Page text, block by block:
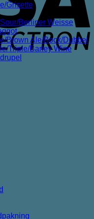
Grisette
Berliner Weisse
Brown Ale/Bock/Dubbel
Triple/Barley Wine